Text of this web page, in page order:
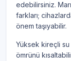
edebilirsiniz.
farkları;
önem taşıyabilir.
Yüksek kireçli su
ömrünü